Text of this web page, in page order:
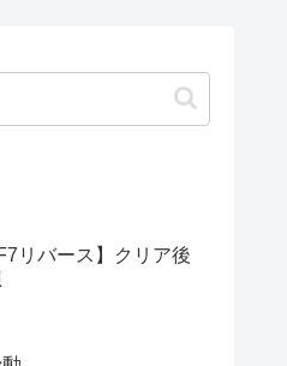
リバース】クリア後